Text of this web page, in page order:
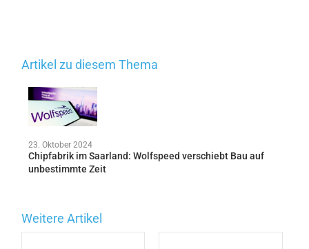
Artikel zu diesem Thema
23. Oktober 2024
Chipfabrik im Saarland: Wolfspeed verschiebt Bau auf
unbestimmte Zeit
Weitere Artikel